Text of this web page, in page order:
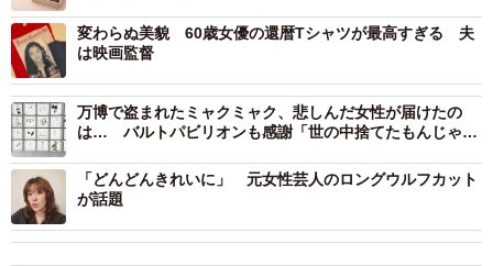
キッチンペーパーを使用することで、冷蔵なら約10日、冷
凍なら約1ヶ月保存可能なのは、かなり助かります。保存方
法により適した調理方法があるので、覚えておくことで料
理の幅が広がるかも。
▽出典：全農広報部公式インスタグラム／水菜の長持ち方
法
https://www.instagram.com/reel/DII-3huSlr4/
変わらぬ美貌 60歳女優の還暦Tシャツが最高すぎる 夫
は映画監督
万博で盗まれたミャクミャク、悲しんだ女性が届けたの
は… バルトパビリオンも感謝「世の中捨てたもんじゃな
「どんどんきれいに」 元女性芸人のロングウルフカット
が話題